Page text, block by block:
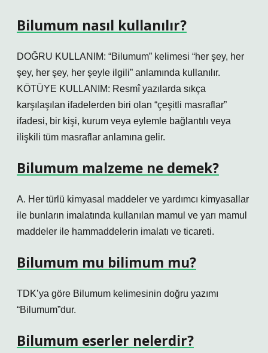
Bilumum nasıl kullanılır?
DOĞRU KULLANIM: “Bilumum” kelimesi “her şey, her
şey, her şey, her şeyle ilgili” anlamında kullanılır.
KÖTÜYE KULLANIM: Resmî yazılarda sıkça
karşılaşılan ifadelerden biri olan “çeşitli masraflar”
ifadesi, bir kişi, kurum veya eylemle bağlantılı veya
ilişkili tüm masraflar anlamına gelir.
Bilumum malzeme ne demek?
A. Her türlü kimyasal maddeler ve yardımcı kimyasallar
ile bunların imalatında kullanılan mamul ve yarı mamul
maddeler ile hammaddelerin imalatı ve ticareti.
Bilumum mu bilimum mu?
TDK’ya göre Bilumum kelimesinin doğru yazımı
“Bilumum”dur.
Bilumum eserler nelerdir?